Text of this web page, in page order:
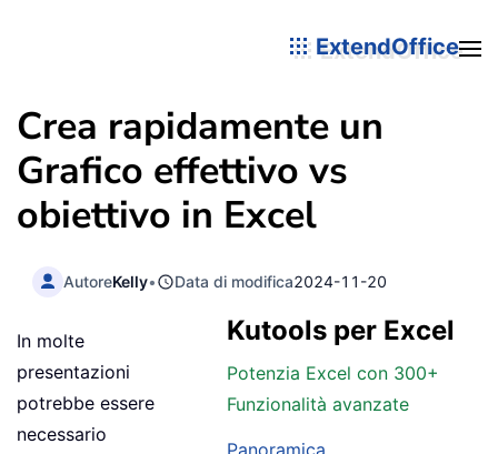
ExtendOffice
Crea rapidamente un
Grafico effettivo vs
obiettivo in Excel
AutoreKelly• Data di modifica2024-11-20
Kutools per Excel
Potenzia Excel con 300+
Funzionalità avanzate
In molte
presentazioni
potrebbe essere
necessario